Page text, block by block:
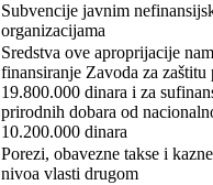
Subvencije javnim
organizacijama
Sredstva ove aproprijacije
finansiranje Zavoda za
19.800.000 dinara i za
prirodnih dobara od
10.200.000 dinara
Porezi, obavezne takse i
nivoa vlasti drugom